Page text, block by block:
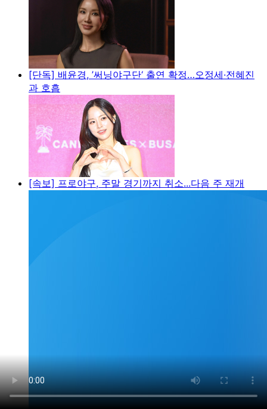
[단독] 배윤경, ’써닝야구단‘ 출연 확정…오정세·전혜진
과 호흡
[속보] 프로야구, 주말 경기까지 취소...다음 주 재개